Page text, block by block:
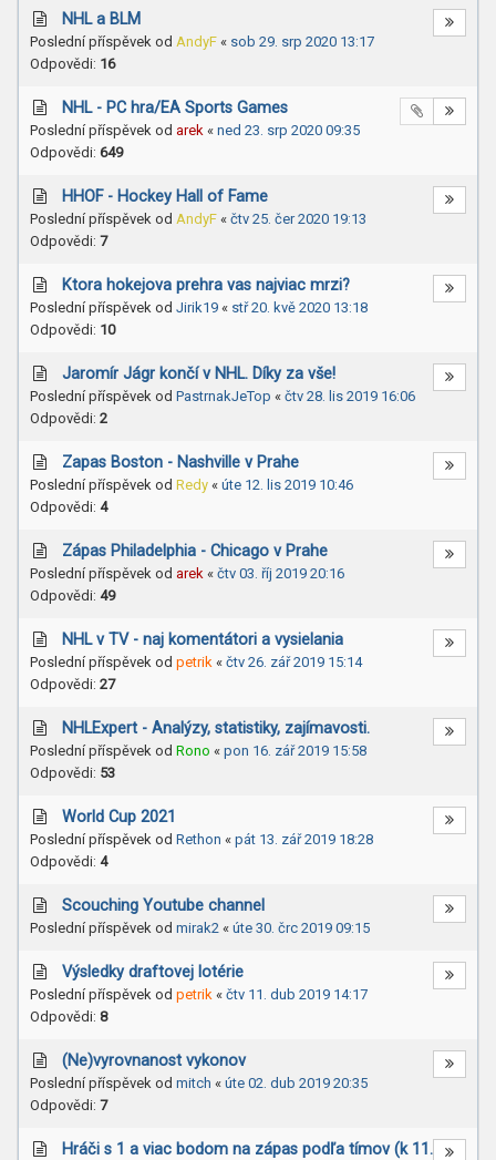
NHL a BLM
Poslední příspěvek od AndyF « sob 29. srp 2020 13:17
Odpovědi: 16
NHL - PC hra/EA Sports Games
Poslední příspěvek od arek « ned 23. srp 2020 09:35
Odpovědi: 649
HHOF - Hockey Hall of Fame
Poslední příspěvek od AndyF « čtv 25. čer 2020 19:13
Odpovědi: 7
Ktora hokejova prehra vas najviac mrzi?
Poslední příspěvek od Jirik19 « stř 20. kvě 2020 13:18
Odpovědi: 10
Jaromír Jágr končí v NHL. Díky za vše!
Poslední příspěvek od PastrnakJeTop « čtv 28. lis 2019 16:06
Odpovědi: 2
Zapas Boston - Nashville v Prahe
Poslední příspěvek od Redy « úte 12. lis 2019 10:46
Odpovědi: 4
Zápas Philadelphia - Chicago v Prahe
Poslední příspěvek od arek « čtv 03. říj 2019 20:16
Odpovědi: 49
NHL v TV - naj komentátori a vysielania
Poslední příspěvek od petrik « čtv 26. zář 2019 15:14
Odpovědi: 27
NHLExpert - Analýzy, statistiky, zajímavosti.
Poslední příspěvek od Rono « pon 16. zář 2019 15:58
Odpovědi: 53
World Cup 2021
Poslední příspěvek od Rethon « pát 13. zář 2019 18:28
Odpovědi: 4
Scouching Youtube channel
Poslední příspěvek od mirak2 « úte 30. črc 2019 09:15
Výsledky draftovej lotérie
Poslední příspěvek od petrik « čtv 11. dub 2019 14:17
Odpovědi: 8
(Ne)vyrovnanost vykonov
Poslední příspěvek od mitch « úte 02. dub 2019 20:35
Odpovědi: 7
Hráči s 1 a viac bodom na zápas podľa tímov (k 11.